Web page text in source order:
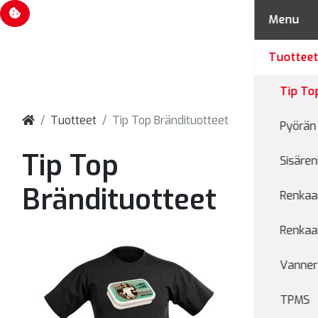
Tuotteet Tip Top Brändituotteet
Tip Top
Brändituotteet
Menu
Tuotteet
Tip
TPMS
Evästevalinnat